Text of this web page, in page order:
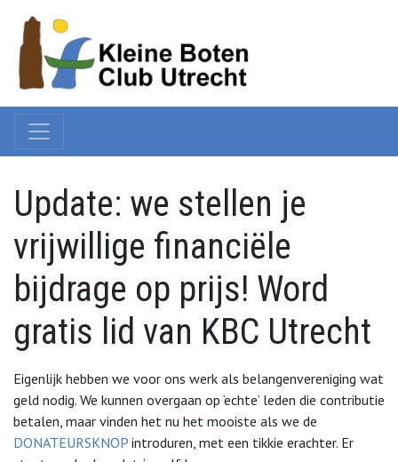
Update: we stellen je
vrijwillige financiële
bijdrage op prijs! Word
gratis lid van KBC Utrecht
Eigenlijk hebben we voor ons werk als belangenvereniging wat
geld nodig. We kunnen overgaan op ‘echte’ leden die contributie
betalen, maar vinden het nu het mooiste als we de
DONATEURSKNOP introduren, met een tikkie erachter. Er